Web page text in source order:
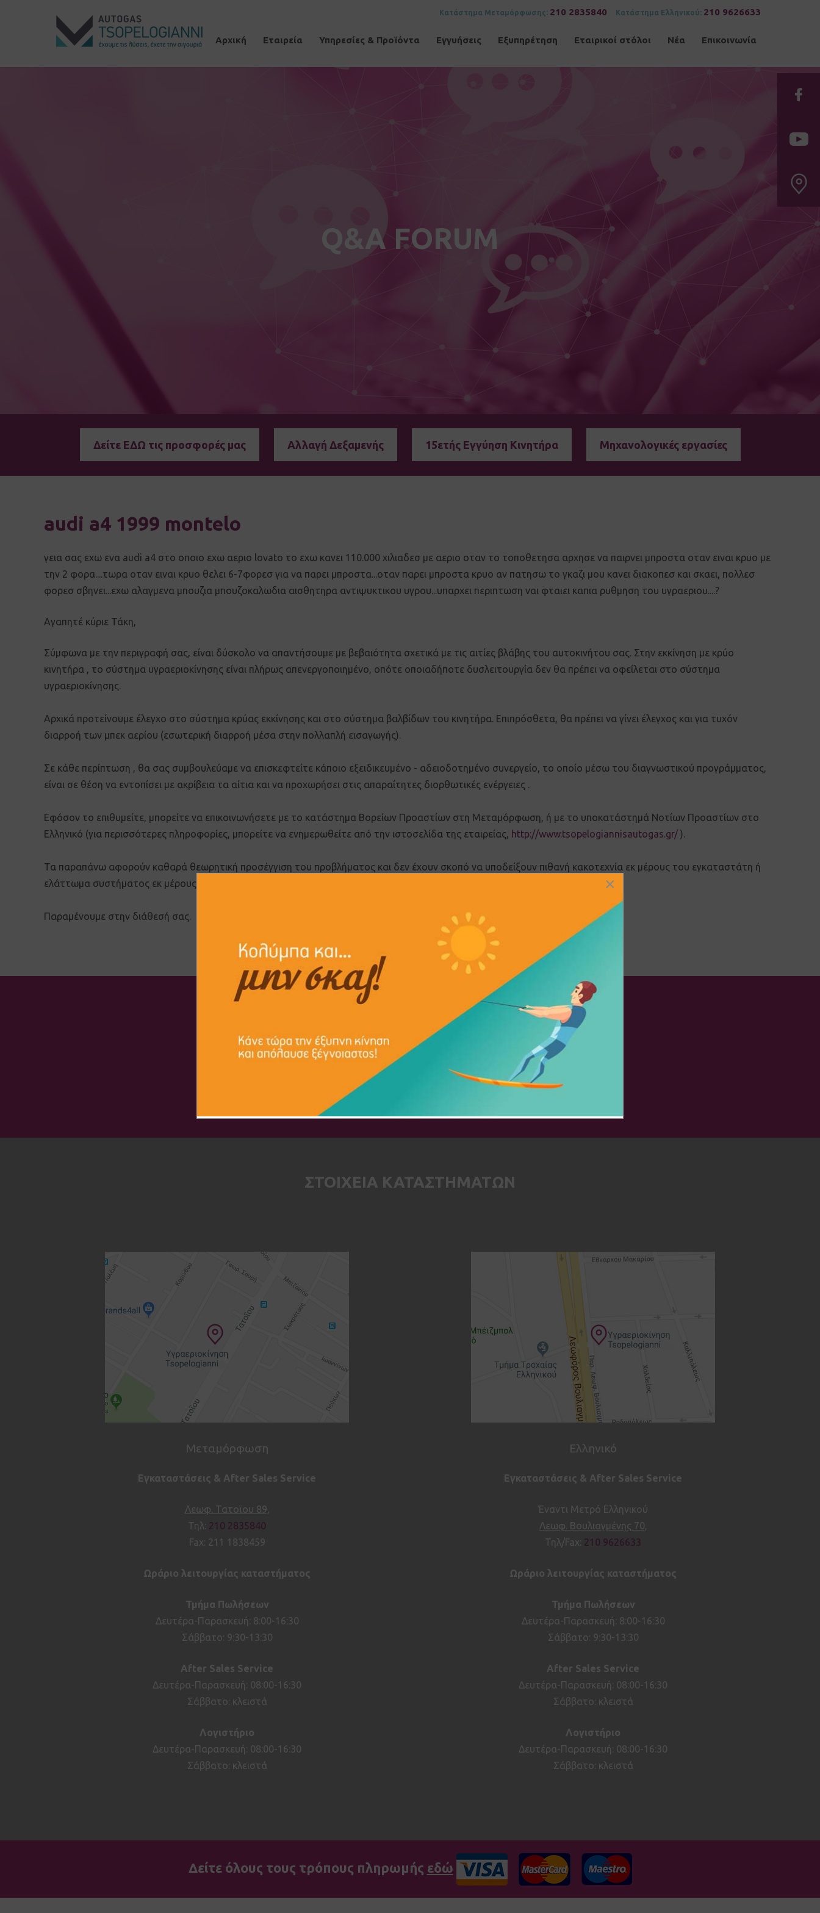
Κατάστημα Μεταμόρφωσης: 210 2835840 Κατάστημα Ελληνικού: 210 9626633
Αρχική Εταιρεία Υπηρεσίες & Προϊόντα Εγγυήσεις Εξυπηρέτηση Εταιρικοί στόλοι Νέα Επικοινωνία
Q&A FORUM
Δείτε ΕΔΩ τις προσφορές μας Αλλαγή Δεξαμενής 15ετής Εγγύηση Κινητήρα Μηχανολογικές εργασίες
audi a4 1999 montelo
γεια σας εχω ενα audi a4 στο οποιο εχω αεριο lovato το εχω κανει 110.000 χιλιαδεσ με αεριο οταν το τοποθετησα αρχησε να παιρνει μπροστα οταν ειναι κρυο με
την 2 φορα....τωρα οταν ειναι κρυο θελει 6-7φορεσ για να παρει μπροστα...οταν παρει μπροστα κρυο αν πατησω το γκαζι μου κανει διακοπεσ και σκαει, πολλεσ
φορεσ σβηνει...εχω αλαγμενα μπουζια μπουζοκαλωδια αισθητηρα αντιψυκτικου υγρου...υπαρχει περιπτωση ναι φταιει καπια ρυθμηση του υγραεριου....?
Αγαπητέ κύριε Τάκη,
Σύμφωνα με την περιγραφή σας, είναι δύσκολο να απαντήσουμε με βεβαιότητα σχετικά με τις αιτίες βλάβης του αυτοκινήτου σας. Στην εκκίνηση με κρύο
κινητήρα , το σύστημα υγραεριοκίνησης είναι πλήρως απενεργοποιημένο, οπότε οποιαδήποτε δυσλειτουργία δεν θα πρέπει να οφείλεται στο σύστημα
υγραεριοκίνησης.
Αρχικά προτείνουμε έλεγχο στο σύστημα κρύας εκκίνησης και στο σύστημα βαλβίδων του κινητήρα. Επιπρόσθετα, θα πρέπει να γίνει έλεγχος και για τυχόν
διαρροή των μπεκ αερίου (εσωτερική διαρροή μέσα στην πολλαπλή εισαγωγής).
Σε κάθε περίπτωση , θα σας συμβουλεύαμε να επισκεφτείτε κάποιο εξειδικευμένο - αδειοδοτημένο συνεργείο, το οποίο μέσω του διαγνωστικού προγράμματος,
είναι σε θέση να εντοπίσει με ακρίβεια τα αίτια και να προχωρήσει στις απαραίτητες διορθωτικές ενέργειες .
Εφόσον το επιθυμείτε, μπορείτε να επικοινωνήσετε με το κατάστημα Βορείων Προαστίων στη Μεταμόρφωση, ή με το υποκατάστημά Νοτίων Προαστίων στο
Ελληνικό (για περισσότερες πληροφορίες, μπορείτε να ενημερωθείτε από την ιστοσελίδα της εταιρείας, http://www.tsopelogiannisautogas.gr/ ).
Τα παραπάνω αφορούν καθαρά θεωρητική προσέγγιση του προβλήματος και δεν έχουν σκοπό να υποδείξουν πιθανή κακοτεχνία εκ μέρους του εγκαταστάτη ή
ελάττωμα συστήματος εκ μέρους του προμηθευτή.
Παραμένουμε στην διάθεσή σας.
Συμφωνώ με την πολιτική χρήσης και προστασίας προσωπικών δεδομένων.
ΣΤΟΙΧΕΙΑ ΚΑΤΑΣΤΗΜΑΤΩΝ
Μεταμόρφωση
Εγκαταστάσεις & After Sales Service
Λεωφ. Τατοϊου 89,
Τηλ: 210 2835840
Fax: 211 1838459
Ωράριο λειτουργίας καταστήματος
Τμήμα Πωλήσεων
Δευτέρα-Παρασκευή: 8:00-16:30
Σάββατο: 9:30-13:30
After Sales Service
Δευτέρα-Παρασκευή: 08:00-16:30
Σάββατο: κλειστά
Λογιστήριο
Δευτέρα-Παρασκευή: 08:00-16:30
Σάββατο: κλειστά
Ελληνικό
Εγκαταστάσεις & After Sales Service
Έναντι Μετρό Ελληνικού
Λεωφ. Βουλιαγμένης 70,
Τηλ/Fax: 210 9626633
Ωράριο λειτουργίας καταστήματος
Τμήμα Πωλήσεων
Δευτέρα-Παρασκευή: 8:00-16:30
Σάββατο: 9:30-13:30
After Sales Service
Δευτέρα-Παρασκευή: 08:00-16:30
Σάββατο: κλειστά
Λογιστήριο
Δευτέρα-Παρασκευή: 08:00-16:30
Σάββατο: κλειστά
Δείτε όλους τους τρόπους πληρωμής εδώ
×